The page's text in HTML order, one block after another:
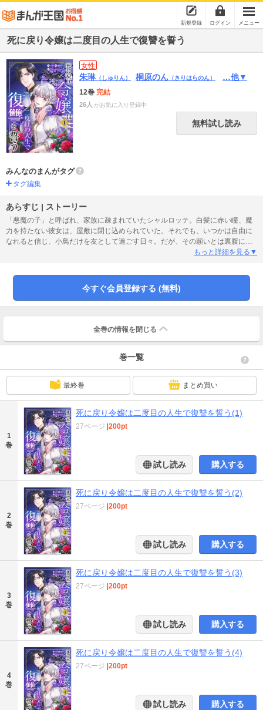
新規登録 ログイン メニュー
死に戻り令嬢は二度目の人生で復讐を誓う
女性
朱琳 （しゅりん） 桐原のん （きりはらのん） …他▼
12巻 完結
26人 がお気に入り登録中
無料試し読み
みんなのまんがタグ
タグ編集
あらすじ | ストーリー
「悪魔の子」と呼ばれ、家族に疎まれていたシャルロッテ。白髪に赤い瞳、魔
力を持たない彼女は、屋敷に閉じ込められていた。それでも、いつかは自由に
なれると信じ、小鳥だけを友として過ごす日々。だが、その願いとは裏腹に扱
いは悪化し、十六歳になったシャルロッテは悪名高い伯爵へと売られることが
し、彼女自身も命を落とした……はずだった。次に目覚めた時、彼女は十歳に
戻っていた――！※本作品はエブリスタで掲載されている「透明令嬢の報復～
絶望の炎と甘い闇～」のコミカライズです。
もっと詳細を見る▼
今すぐ会員登録する (無料)
全巻の情報を 閉じる
巻一覧
最終巻 まとめ買い
1
巻
死に戻り令嬢は二度目の人生で復讐を誓う(1)
27ページ 200pt
試し読み 購入する
2
巻
死に戻り令嬢は二度目の人生で復讐を誓う(2)
27ページ 200pt
試し読み 購入する
3
巻
死に戻り令嬢は二度目の人生で復讐を誓う(3)
27ページ 200pt
試し読み 購入する
4
巻
死に戻り令嬢は二度目の人生で復讐を誓う(4)
27ページ 200pt
試し読み 購入する